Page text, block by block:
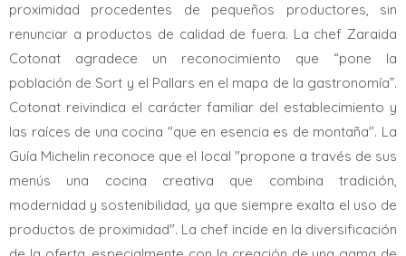
proximidad procedentes de pequeños productores, sin
renunciar a productos de calidad de fuera. La chef Zaraida
Cotonat agradece un reconocimiento que “pone la
población de Sort y el Pallars en el mapa de la gastronomía”.
Cotonat reivindica el carácter familiar del establecimiento y
las raíces de una cocina "que en esencia es de montaña". La
Guía Michelin reconoce que el local "propone a través de sus
menús una cocina creativa que combina tradición,
modernidad y sostenibilidad, ya que siempre exalta el uso de
productos de proximidad". La chef incide en la diversificación